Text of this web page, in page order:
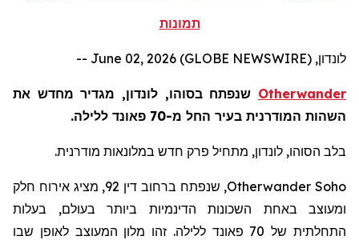
תמונות
לונדון, June 02, 2026 (GLOBE NEWSWIRE) --
Otherwander שנפתח בסוהו, לונדון, מגדיר מחדש את
השהות המודרנית בעיר החל מ-70 פאונד ללילה.
בלב הסוהו, לונדון, מתחיל פרק חדש במלונאות מודרנית.
Otherwander Soho
, שנפתח ברחוב דין 92, מציג אירוח חלק
ומעוצב באחת השכונות הדינמיות ביותר בעולם, בעלות
התחלתית של 70 פאונד ללילה. זהו מלון המעוצב לאופן שבו